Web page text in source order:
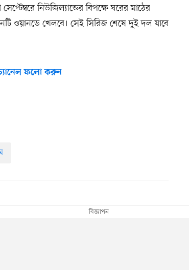
নিউজিল্যান্ডের বিপক্ষে ঘরের মাঠের
ওয়ানডে খেলবে। সেই সিরিজ শেষে দুই দল যাবে
ফলো করুন